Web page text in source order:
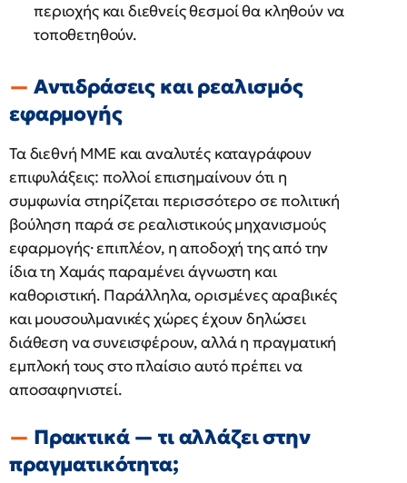
περιοχής και διεθνείς θεσμοί θα κληθούν να
τοποθετηθούν.
Αντιδράσεις και ρεαλισμός
εφαρμογής
Τα διεθνή ΜΜΕ και αναλυτές καταγράφουν
επιφυλάξεις: πολλοί επισημαίνουν ότι η
συμφωνία στηρίζεται περισσότερο σε πολιτική
βούληση παρά σε ρεαλιστικούς μηχανισμούς
εφαρμογής· επιπλέον, η αποδοχή της από την
ίδια τη Χαμάς παραμένει άγνωστη και
καθοριστική. Παράλληλα, ορισμένες αραβικές
και μουσουλμανικές χώρες έχουν δηλώσει
διάθεση να συνεισφέρουν, αλλά η πραγματική
εμπλοκή τους στο πλαίσιο αυτό πρέπει να
αποσαφηνιστεί.
Πρακτικά — τι αλλάζει στην
πραγματικότητα;